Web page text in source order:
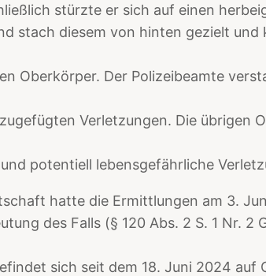
stürzte er sich auf einen
stach diesem von hinten gezielt
Oberkörper. Der Polizeibeamte
Verletzungen. Die übrigen
potentiell lebensgefährliche
hatte die Ermittlungen am 3.
des Falls (§ 120 Abs. 2 S. 1 Nr. 2
sich seit dem 18. Juni 2024 auf